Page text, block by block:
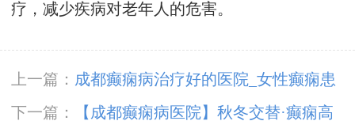
疗，减少疾病对老年人的危害。
上一篇： 成都癫痫病治疗好的医院_女性癫痫患
者生育后要注意什么?
下一篇：
【成都癫痫病医院】秋冬交替·癫痫高